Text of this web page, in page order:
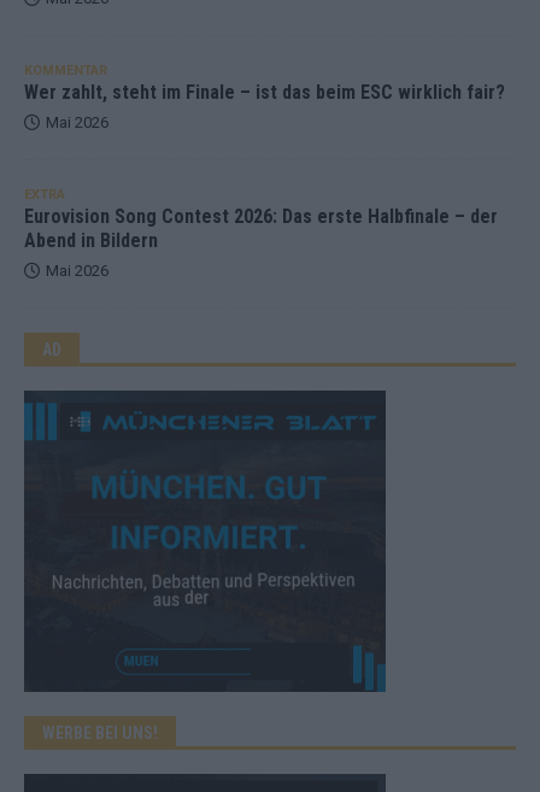
KOMMENTAR
Wer zahlt, steht im Finale – ist das beim ESC wirklich fair?
Mai 2026
EXTRA
Eurovision Song Contest 2026: Das erste Halbfinale – der
Abend in Bildern
Mai 2026
AD
WERBE BEI UNS!